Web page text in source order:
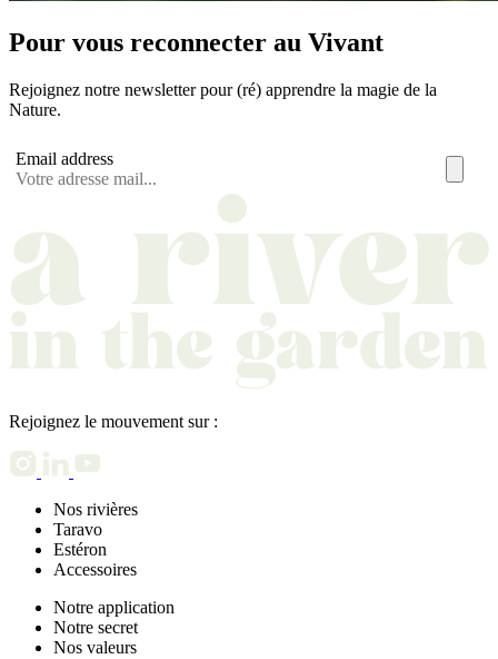
Pour vous reconnecter au Vivant
Rejoignez notre newsletter pour (ré) apprendre la magie de la
Nature.
Email address
Rejoignez le mouvement sur :
Nos rivières
Taravo
Estéron
Accessoires
Notre application
Notre secret
Nos valeurs